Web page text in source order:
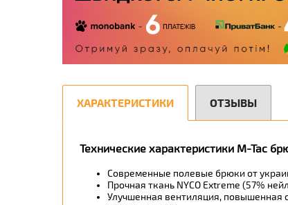
ХАРАКТЕРИСТИКИ
Технические характеристики M-Tac
Современные полевые брюки от
Прочная ткань NYCO Extreme (57%
Улучшенная вентиляция, повышенная
ОТЗЫВЫ